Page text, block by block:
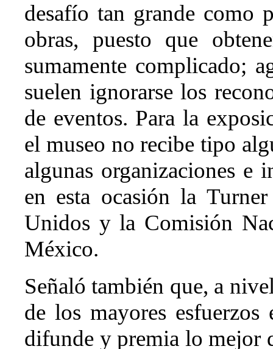
desafío tan grande como
obras, puesto que
sumamente complicado;
suelen ignorarse los
de eventos. Para la
el museo no recibe tipo
algunas organizaciones e
en esta ocasión la
Unidos y la Comisión
México.
Señaló también que, a
de los mayores
difunde y premia lo mejor